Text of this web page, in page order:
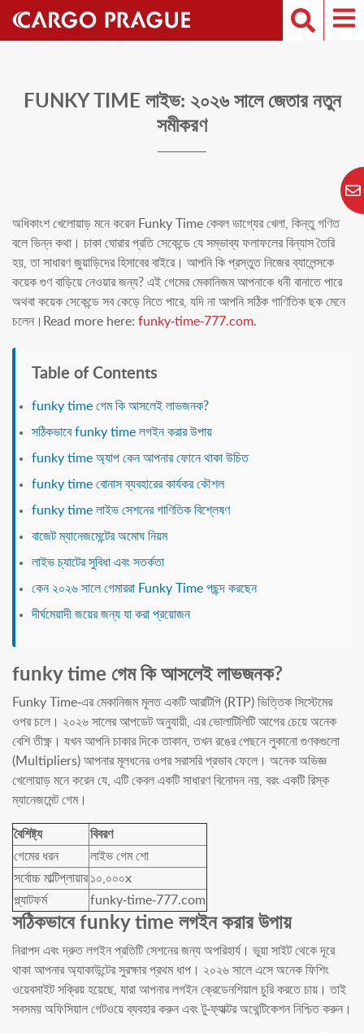
FUNKY TIME লাইভ: ২০২৬ সালে জেতার নতুন
সমীকরণ
অধিকাংশ খেলোয়াড় মনে করেন Funky Time কেবল ভাগ্যের খেলা, কিন্তু গণিত
বলে ভিন্ন কথা। চাকা ঘোরার প্রতি সেকেন্ডে যে সম্ভাব্য ফলাফলের বিন্যাস তৈরি
হয়, তা সাধারণ জুয়াড়িদের হিসাবের বাইরে। আপনি কি প্রস্তুত নিজের ব্যালেন্সকে
কয়েক গুণ বাড়িয়ে নেওয়ার জন্য? এই গেমের মেকানিজম আপনাকে ধনী বানাতে পারে
অথবা কয়েক সেকেন্ডে সব কেড়ে নিতে পারে, যদি না আপনি সঠিক গাণিতিক ছক মেনে
চলেন।Read more here: funky-time-777.com.
Table of Contents
funky time গেম কি আসলেই লাভজনক?
সঠিকভাবে funky time লগইন করার উপায়
funky time অ্যাপ কেন আপনার ফোনে থাকা উচিত
funky time বোনাস ব্যবহারের কার্যকর কৌশল
funky time লাইভ সেশনের গাণিতিক বিশ্লেষণ
বাজেট ম্যানেজমেন্টের অমোঘ নিয়ম
লাইভ চ্যাটের সুবিধা এবং সতর্কতা
কেন ২০২৬ সালে গেমাররা Funky Time পছন্দ করছেন
দীর্ঘমেয়াদী জয়ের জন্য যা করা প্রয়োজন
funky time গেম কি আসলেই লাভজনক?
Funky Time-এর মেকানিজম মূলত একটি আরটিপি (RTP) ভিত্তিক সিস্টেমের
ওপর চলে। ২০২৬ সালের আপডেট অনুযায়ী, এর ভোলাটিলিটি আগের চেয়ে অনেক
বেশি তীক্ষ্ণ। যখন আপনি চাকার দিকে তাকান, তখন রঙের পেছনে লুকানো গুণকগুলো
(Multipliers) আপনার মূলধনের ওপর সরাসরি প্রভাব ফেলে। অনেক অভিজ্ঞ
খেলোয়াড় মনে করেন যে, এটি কেবল একটি সাধারণ বিনোদন নয়, বরং একটি রিস্ক
ম্যানেজমেন্ট গেম।
বৈশিষ্ট্য
বিবরণ
গেমের ধরন
লাইভ গেম শো
সর্বোচ্চ মাল্টিপ্লায়ার ১০,০০০x
প্ল্যাটফর্ম
funky-time-777.com
সঠিকভাবে funky time লগইন করার উপায়
নিরাপদ এবং দ্রুত লগইন প্রতিটি সেশনের জন্য অপরিহার্য। ভুয়া সাইট থেকে দূরে
থাকা আপনার অ্যাকাউন্টের সুরক্ষার প্রথম ধাপ। ২০২৬ সালে এসে অনেক ফিশিং
ওয়েবসাইট সক্রিয় হয়েছে, যারা আপনার লগইন ক্রেডেনশিয়াল চুরি করতে চায়। তাই
সবসময় অফিসিয়াল গেটওয়ে ব্যবহার করুন এবং টু-ফ্যাক্টর অথেন্টিকেশন নিশ্চিত করুন।